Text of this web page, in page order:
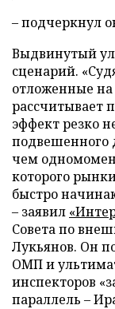
– подчеркнул
Выдвинутый
сценарий.
отложенные
рассчитывает
эффект резко
подвешенного
чем
которого
быстро
– заявил
Совета по
Лукьянов. Он
ОМП и
инспекторов
параллель –